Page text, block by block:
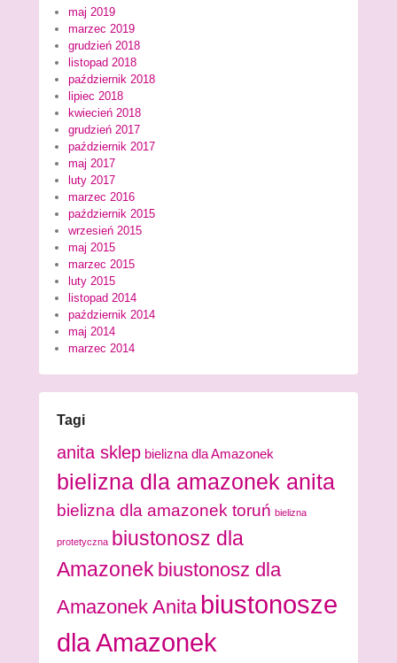
maj 2019
marzec 2019
grudzień 2018
listopad 2018
październik 2018
lipiec 2018
kwiecień 2018
grudzień 2017
październik 2017
maj 2017
luty 2017
marzec 2016
październik 2015
wrzesień 2015
maj 2015
marzec 2015
luty 2015
listopad 2014
październik 2014
maj 2014
marzec 2014
Tagi
anita sklep bielizna dla Amazonek
bielizna dla amazonek anita
bielizna dla amazonek toruń bielizna
protetyczna biustonosz dla
Amazonek biustonosz dla
Amazonek Anita biustonosze
dla Amazonek